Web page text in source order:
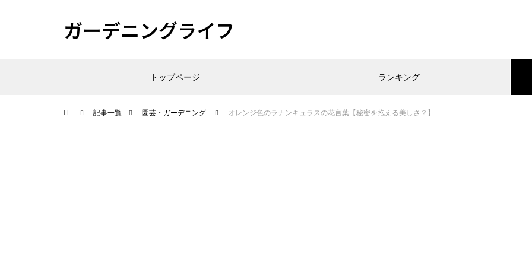
ガーデニングライフ
トップページ ランキング
記事一覧 園芸・ガーデニング オレンジ色のラナンキュラスの花言葉【秘密を抱える美しさ？】